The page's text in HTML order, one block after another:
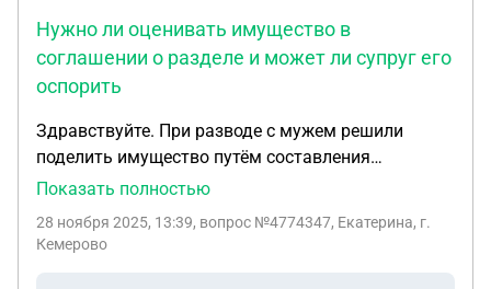
Нужно ли оценивать имущество в
соглашении о разделе и может ли супруг его
оспорить
Здравствуйте. При разводе с мужем решили
поделить имущество путём составления
соглашения о разделе имущества, где указано,
несовершеннолетним детям достаётся квартира
Показать полностью
28 ноября 2025, 13:39, вопрос №4774347, Екатерина, г.
Кемерово